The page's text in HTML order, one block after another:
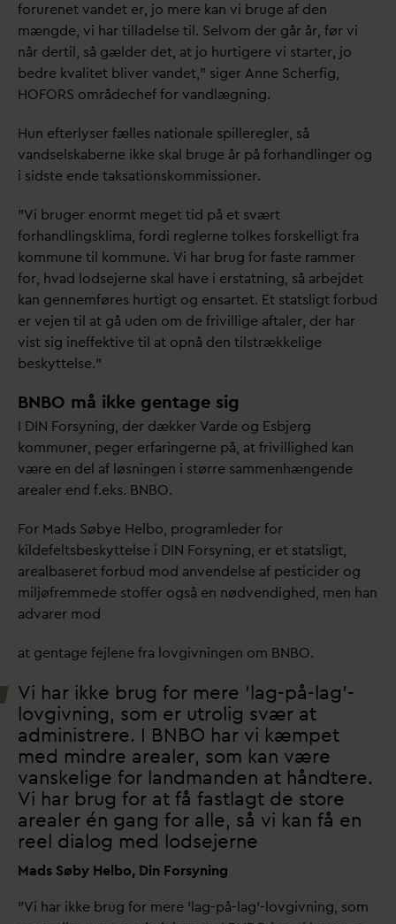
forurenet vandet er, jo mere kan vi bruge af den
mængde, vi har tilladelse til. Selvom der går år, før vi
når dertil, så gælder det, at jo hurtigere vi starter, jo
bedre kvalitet bliver vandet,” siger Anne Scherfig,
HOFORS områdechef for vandlægning.
Hun efterlyser fælles nationale spilleregler, så
vandselskaberne ikke skal bruge år på forhandlinger og
i sidste ende taksationskommissioner.
”Vi bruger enormt meget tid på et svært
forhandlingsklima, fordi reglerne tolkes forskelligt fra
kommune til kommune. Vi har brug for faste rammer
for, hvad lodsejerne skal have i erstatning, så arbejdet
kan gennemføres hurtigt og ensartet. Et statsligt forbud
er vejen til at gå uden om de frivillige aftaler, der har
vist sig ineffektive til at opnå den tilstrækkelige
beskyttelse.”
BNBO må ikke gentage sig
I DIN Forsyning, der dækker Varde og Esbjerg
kommuner, peger erfaringerne på, at frivillighed kan
være en del af løsningen i større sammenhængende
arealer end f.eks. BNBO.
For Mads Søbye Helbo, programleder for
kildefeltsbeskyttelse i DIN Forsyning, er et statsligt,
arealbaseret forbud mod anvendelse af pesticider og
miljøfremmede stoffer også en nødvendighed, men han
advarer mod
at gentage fejlene fra lovgivningen om BNBO.
Vi har ikke brug for mere ’lag-på-lag’-
lovgivning, som er utrolig svær at
administrere. I BNBO har vi kæmpet
med mindre arealer, som kan være
vanskelige for landmanden at håndtere.
Vi har brug for at få fastlagt de store
arealer én gang for alle, så vi kan få en
reel dialog med lodsejerne
Mads Søby Helbo, Din Forsyning
”Vi har ikke brug for mere ’lag-på-lag’-lovgivning, som